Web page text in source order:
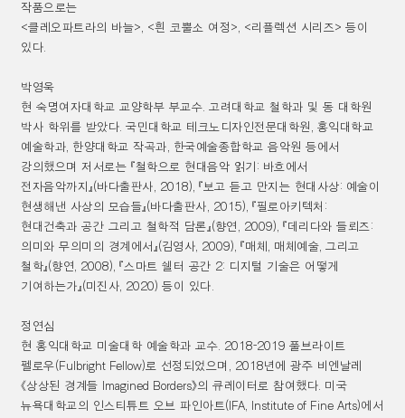
작품으로는
<클레오파트라의 바늘>, <흰 코뿔소 여정 >, <리플렉션 시리즈 >등이
있다
박영욱
현 숙명여자대학교 교양학부 부교수 .고려대학교 철학과 및 동 대학원
박사 학위를 받았다 .국민대학교 테크노디자인전문대학원
홍익대학교
예술학과
한양대학교 작곡과
한국예술종합학교 음악원 등에서
강의했으며 저서로는 『철학으로 현대음악 읽기 : 바흐에서
전자음악까지 』(바다출판사 , 2018), 『 보고 듣고 만지는 현대사상: 예술이
현생해낸 사상의 모습들』(바다출판사 , 2015), 『필로아키텍처 :
현대건축과 공간 그리고 철학적 담론 』(향연 , 2009), 『데리다와 들뢰즈 :
의미와 무의미의 경계에서 』(김영사 , 2009),『매체 매체예술 ,그리고
철학』(향연 , 2008),『스마트 쉘터 공간 2: 디지털 기술은 어떻게
기여하는가 』(미진사 , 2020)등이 있다
정연심
현 홍익대학교 미술대학 예술학과 교수
2018-2019풀브라이트
펠로우(Fulbright Fellow) 로 선정되었으며 , 2018년에 광주 비엔날레
《상상된 경계들 Imagined Borders》의 큐레이터로 참여했다
미국
뉴욕대학교의 인스티튜트 오브 파인아트 (IFA, Institute of Fine Arts)에서